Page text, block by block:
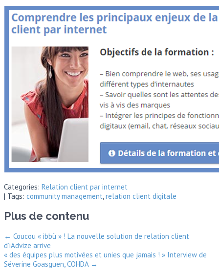
Categories: Relation client par internet
| Tags: community management relation client digitale
Plus de contenu
← Coucou « ibbü » ! La nouvelle solution de relation client
d’iAdvize arrive
« des équipes plus motivées et unies que jamais ! » Interview de
Séverine Goasguen, COHDA →